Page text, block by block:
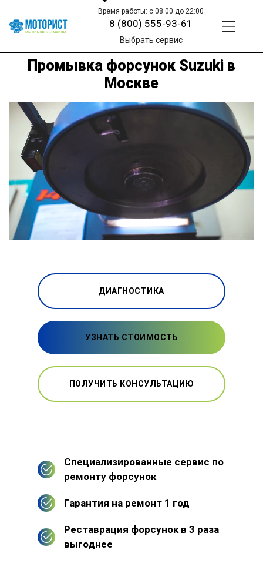
Время работы: с 08:00 до 22:00
8 (800) 555-93-61
Выбрать сервис
Промывка форсунок Suzuki в
Москве
ДИАГНОСТИКА
УЗНАТЬ СТОИМОСТЬ
ПОЛУЧИТЬ КОНСУЛЬТАЦИЮ
Специализированные сервис по
ремонту форсунок
Гарантия на ремонт 1 год
Реставрация форсунок в 3 раза
выгоднее